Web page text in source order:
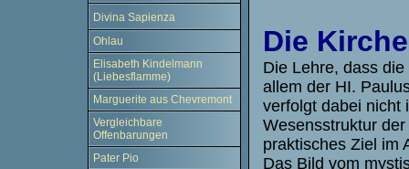
Divina Sapienza
Ohlau
Elisabeth Kindelmann
(Liebesflamme)
Marguerite aus Chevremont
Vergleichbare
Offenbarungen
Pater Pio
Die
Die Lehre, dass
allem der HI.
verfolgt dabei nicht
Wesensstruktur
praktisches Ziel im
Das Bild vom